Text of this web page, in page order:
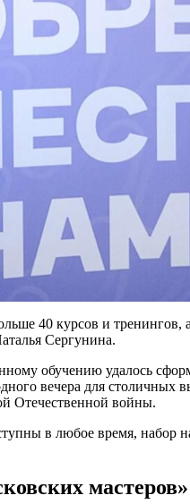
40 курсов и
Сергунина.
обучению удалось
вечера для столичных
Отечественной войны.
в любое время, набор
мастеров»